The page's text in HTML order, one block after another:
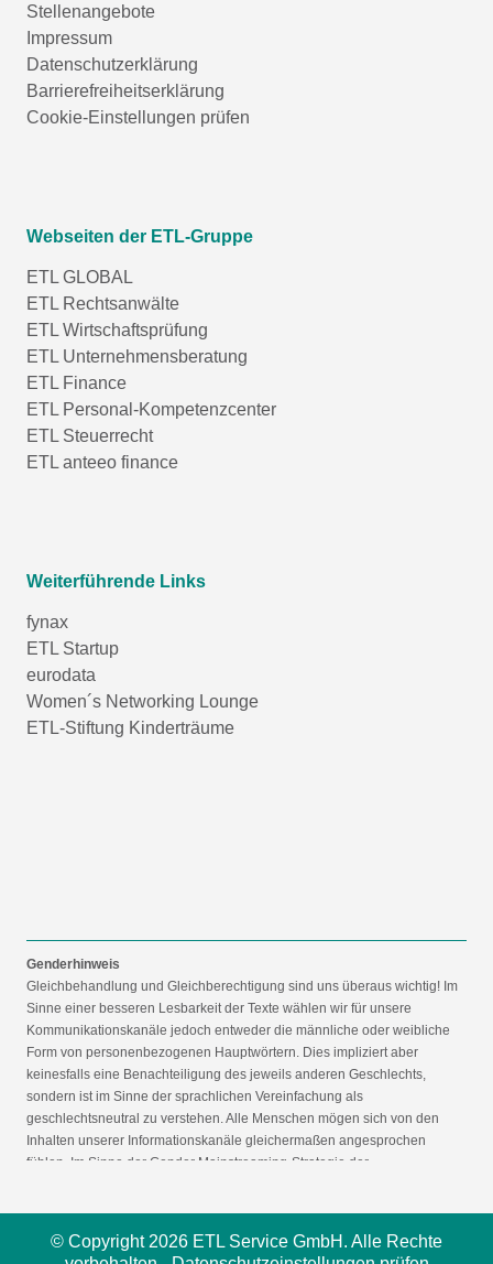
Stellenangebote
Impressum
Datenschutzerklärung
Barrierefreiheitserklärung
Cookie-Einstellungen prüfen
Webseiten der ETL-Gruppe
ETL GLOBAL
ETL Rechtsanwälte
ETL Wirtschaftsprüfung
ETL Unternehmensberatung
ETL Finance
ETL Personal-Kompetenzcenter
ETL Steuerrecht
ETL anteeo finance
Weiterführende Links
fynax
ETL Startup
eurodata
Women´s Networking Lounge
ETL-Stiftung Kinderträume
Genderhinweis
Gleichbehandlung und Gleichberechtigung sind uns überaus wichtig! Im
Sinne einer besseren Lesbarkeit der Texte wählen wir für unsere
Kommunikationskanäle jedoch entweder die männliche oder weibliche
Form von personenbezogenen Hauptwörtern. Dies impliziert aber
keinesfalls eine Benachteiligung des jeweils anderen Geschlechts,
sondern ist im Sinne der sprachlichen Vereinfachung als
geschlechtsneutral zu verstehen. Alle Menschen mögen sich von den
Inhalten unserer Informationskanäle gleichermaßen angesprochen
fühlen. Im Sinne der Gender Mainstreaming-Strategie der
© Copyright 2026 ETL Service GmbH. Alle Rechte